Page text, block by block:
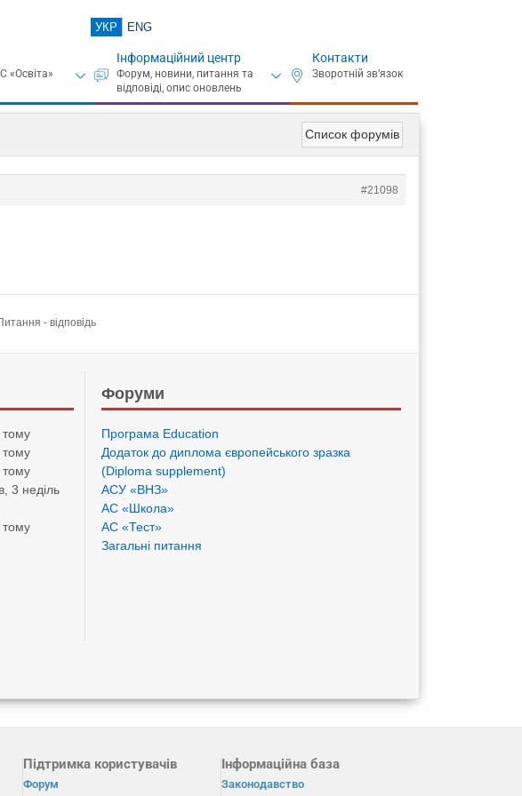
УКР ENG
Інформаційний центр Контакти
Список форумів
#21098
- відповідь
тому
тому
тому
3 неділь
тому
Форуми
Програма Eduсation
Додаток до диплома європейського зразка
(Diploma supplement)
АСУ «ВНЗ»
АС «Школа»
АС «Тест»
Загальні питання
Підтримка користувачів
Форум
Інформаційна база
Законодавство